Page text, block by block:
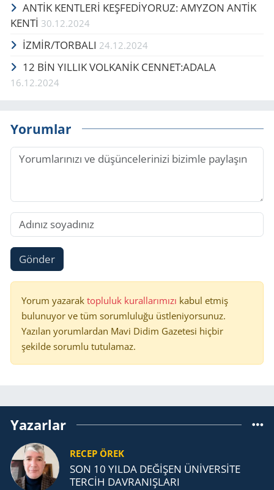
ANTİK KENTLERİ KEŞFEDİYORUZ: AMYZON ANTİK
KENTİ 30.12.2024
İZMİR/TOR­BA­LI 24.12.2024
12 BİN YIL­LIK VOL­KANİK CEN­NET:ADALA
16.12.2024
Yorumlar
Gönder
Yorum yazarak topluluk kurallarımızı kabul etmiş
bulunuyor ve tüm sorumluluğu üstleniyorsunuz.
Yazılan yorumlardan Mavi Didim Gazetesi hiçbir
şekilde sorumlu tutulamaz.
Yazarlar
RECEP ÖREK
SON 10 YILDA DEĞİŞEN ÜNİVERSİTE
TERCİH DAVRANIŞLARI